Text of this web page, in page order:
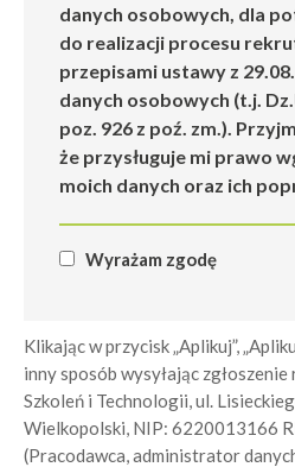
danych osobowych, dla
do realizacji procesu
przepisami ustawy z
danych osobowych (t.j.
poz. 926 z poź. zm.).
że przysługuje mi prawo
moich danych oraz ich
Wyrażam zgodę
Klikając w przycisk „Aplikuj”,
inny sposób wysyłając
Szkoleń i Technologii, ul.
Wielkopolski, NIP: 6220013166
(Pracodawca, administrator